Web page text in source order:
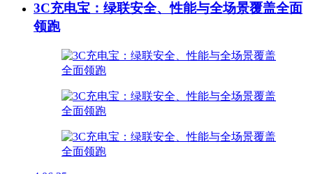
3C充电宝：绿联安全、性能与全场景覆盖全面
领跑